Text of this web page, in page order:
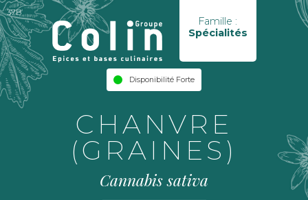
Famille :
Spécialités
Disponibilité Forte
37B
CHANVRE
(GRAINES)
Cannabis sativa